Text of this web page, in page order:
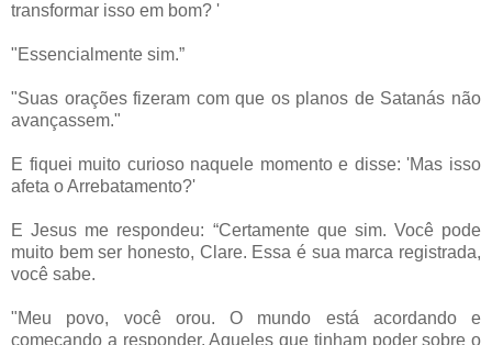
transformar isso em bom? '
"Essencialmente sim.”
"Suas orações fizeram com que os planos de Satanás não
avançassem."
E fiquei muito curioso naquele momento e disse: 'Mas isso
afeta o Arrebatamento?'
E Jesus me respondeu: “Certamente que sim. Você pode
muito bem ser honesto, Clare. Essa é sua marca registrada,
você sabe.
"Meu povo, você orou. O mundo está acordando e
começando a responder. Aqueles que tinham poder sobre o